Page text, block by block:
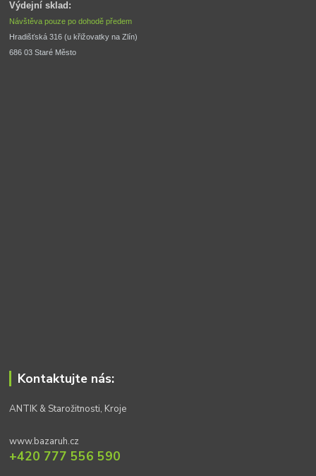
Výdejní sklad:
Návštěva pouze po dohodě předem
Hradišťská 316 (u křižovatky na Zlín)
686 03 Staré Město
Kontaktujte nás:
ANTIK & Starožitnosti, Kroje
www.bazaruh.cz
+420 777 556 590